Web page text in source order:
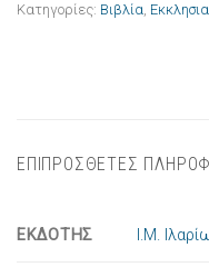
Κατηγορίες: Βιβλία,
ΕΠΙΠΡΟΣΘΕΤΕΣ
ΕΚΔΟΤΗΣ Ι.Μ.